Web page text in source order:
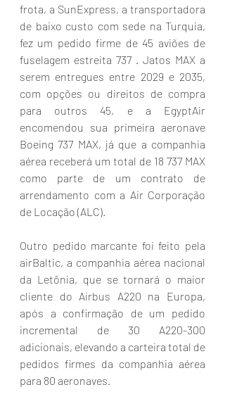
frota, a SunExpress, a transportadora
de baixo custo com sede na Turquia,
fez um pedido firme de 45 aviões de
fuselagem estreita 737 . Jatos MAX a
serem entregues entre 2029 e 2035,
com opções ou direitos de compra
para outros 45, e a EgyptAir
encomendou sua primeira aeronave
Boeing 737 MAX, já que a companhia
aérea receberá um total de 18 737 MAX
como parte de um contrato de
arrendamento com a Air Corporação
de Locação (ALC).
Outro pedido marcante foi feito pela
airBaltic, a companhia aérea nacional
da Letônia, que se tornará o maior
cliente do Airbus A220 na Europa,
após a confirmação de um pedido
incremental de 30 A220-300
adicionais, elevando a carteira total de
pedidos firmes da companhia aérea
para 80 aeronaves.